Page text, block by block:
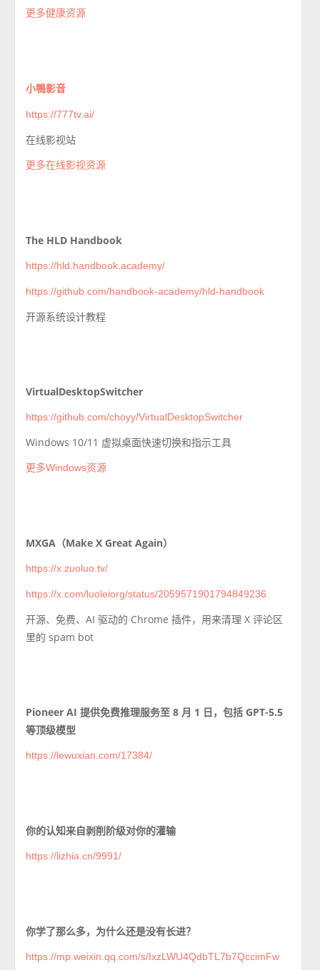
更多健康资源
小鴨影音
https://777tv.ai/
在线影视站
更多在线影视资源
The HLD Handbook
https://hld.handbook.academy/
https://github.com/handbook-academy/hld-handbook
开源系统设计教程
VirtualDesktopSwitcher
https://github.com/choyy/VirtualDesktopSwitcher
Windows 10/11 虚拟桌面快速切换和指示工具
更多Windows资源
MXGA（Make X Great Again）
https://x.zuoluo.tv/
https://x.com/luoleiorg/status/2059571901794849236
开源、免费、AI 驱动的 Chrome 插件，用来清理 X 评论区
里的 spam bot
Pioneer AI 提供免费推理服务至 8 月 1 日，包括 GPT-5.5
等顶级模型
https://lewuxian.com/17384/
你的认知来自剥削阶级对你的灌输
https://lizhia.cn/9991/
你学了那么多，为什么还是没有长进？
https://mp.weixin.qq.com/s/IxzLWU4QdbTL7b7QccimFw